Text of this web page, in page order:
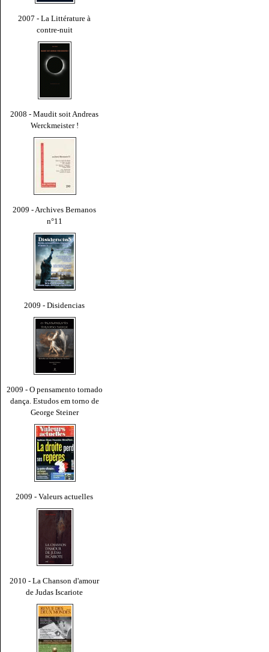
2007 - La Littérature à
contre-nuit
2008 - Maudit soit Andreas
Werckmeister !
2009 - Archives Bernanos
n°11
2009 - Disidencias
2009 - O pensamento tornado
dança. Estudos em torno de
George Steiner
2009 - Valeurs actuelles
2010 - La Chanson d'amour
de Judas Iscariote